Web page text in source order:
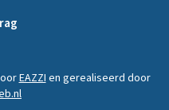
EAZZI en gerealiseerd door